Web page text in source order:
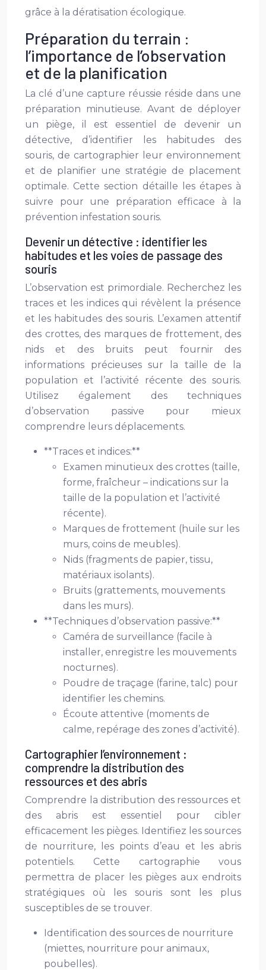
grâce à la dératisation écologique.
Préparation du terrain :
l’importance de l’observation
et de la planification
La clé d’une capture réussie réside dans une
préparation minutieuse. Avant de déployer
un piège, il est essentiel de devenir un
détective, d’identifier les habitudes des
souris, de cartographier leur environnement
et de planifier une stratégie de placement
optimale. Cette section détaille les étapes à
suivre pour une préparation efficace à la
prévention infestation souris.
Devenir un détective : identifier les
habitudes et les voies de passage des
souris
L’observation est primordiale. Recherchez les
traces et les indices qui révèlent la présence
et les habitudes des souris. L’examen attentif
des crottes, des marques de frottement, des
nids et des bruits peut fournir des
informations précieuses sur la taille de la
population et l’activité récente des souris.
Utilisez également des techniques
d’observation passive pour mieux
comprendre leurs déplacements.
**Traces et indices:**
Examen minutieux des crottes (taille,
forme, fraîcheur – indications sur la
taille de la population et l’activité
récente).
Marques de frottement (huile sur les
murs, coins de meubles).
Nids (fragments de papier, tissu,
matériaux isolants).
Bruits (grattements, mouvements
dans les murs).
**Techniques d’observation passive:**
Caméra de surveillance (facile à
installer, enregistre les mouvements
nocturnes).
Poudre de traçage (farine, talc) pour
identifier les chemins.
Écoute attentive (moments de
calme, repérage des zones d’activité).
Cartographier l’environnement :
comprendre la distribution des
ressources et des abris
Comprendre la distribution des ressources et
des abris est essentiel pour cibler
efficacement les pièges. Identifiez les sources
de nourriture, les points d’eau et les abris
potentiels. Cette cartographie vous
permettra de placer les pièges aux endroits
stratégiques où les souris sont les plus
susceptibles de se trouver.
Identification des sources de nourriture
(miettes, nourriture pour animaux,
poubelles).